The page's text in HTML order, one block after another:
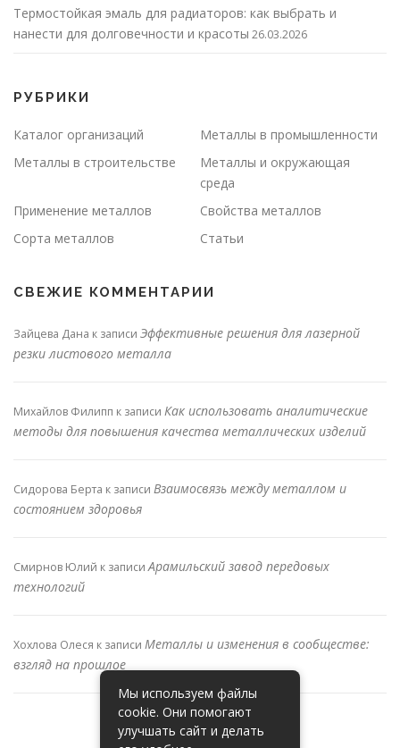
Термостойкая эмаль для радиаторов: как выбрать и
нанести для долговечности и красоты 26.03.2026
РУБРИКИ
Каталог организаций
Металлы в промышленности
Металлы в строительстве
Металлы и окружающая
среда
Применение металлов
Свойства металлов
Сорта металлов
Статьи
СВЕЖИЕ КОММЕНТАРИИ
Зайцева Дана к записи Эффективные решения для лазерной
резки листового металла
Михайлов Филипп к записи Как использовать аналитические
методы для повышения качества металлических изделий
Сидорова Берта к записи Взаимосвязь между металлом и
состоянием здоровья
Смирнов Юлий к записиАрамильский завод передовых
технологий
Хохлова Олеся к записи Металлы и изменения в сообществе:
взгляд на прошлое
Мы используем файлы
cookie. Они помогают
улучшать сайт и делать